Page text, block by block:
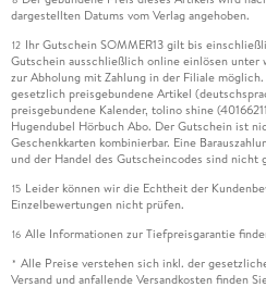
dargestellten Datums vom Verlag angehoben.
12 Ihr Gutschein SOMMER13 gilt bis
Gutschein ausschließlich online einlösen unter
zur Abholung mit Zahlung in der Filiale
gesetzlich preisgebundene Artikel
preisgebundene Kalender, tolino shine
Hugendubel Hörbuch Abo. Der Gutschein ist
Geschenkkarten kombinierbar. Eine
und der Handel des Gutscheincodes sind nicht
15 Leider können wir die Echtheit der
Einzelbewertungen nicht prüfen.
16 Alle Informationen zur Tiefpreisgarantie
* Alle Preise verstehen sich inkl. der
Versand und anfallende Versandkosten finden